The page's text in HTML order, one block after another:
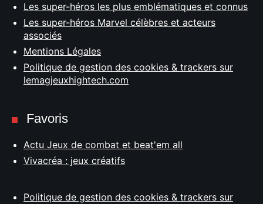
Les super-héros les plus emblématiques et connus
Les super-héros Marvel célèbres et acteurs
associés
Mentions Légales
Politique de gestion des cookies & trackers sur
lemagjeuxhightech.com
Favoris
Actu Jeux de combat et beat'em all
Vivacréa : jeux créatifs
Politique de gestion des cookies & trackers sur